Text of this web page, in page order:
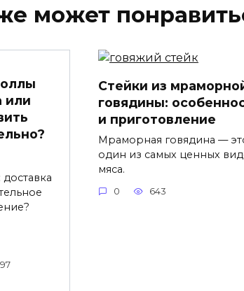
может
или
Стейки из
говядины:
и приготовление
Мраморная говядина —
один из самых ценных
мяса.
0 643